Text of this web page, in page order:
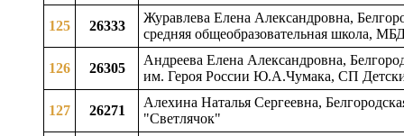
125 26333
Журавлева Елена Александровна,
средняя общеобразовательная школа,
126 26305
Андреева Елена Александровна,
им. Героя России Ю.А.Чумака, СП
127 26271
Алехина Наталья Сергеевна,
"Светлячок"